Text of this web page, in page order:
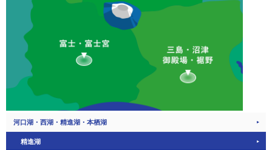
河口湖・西湖・精進湖・本栖湖
精進湖